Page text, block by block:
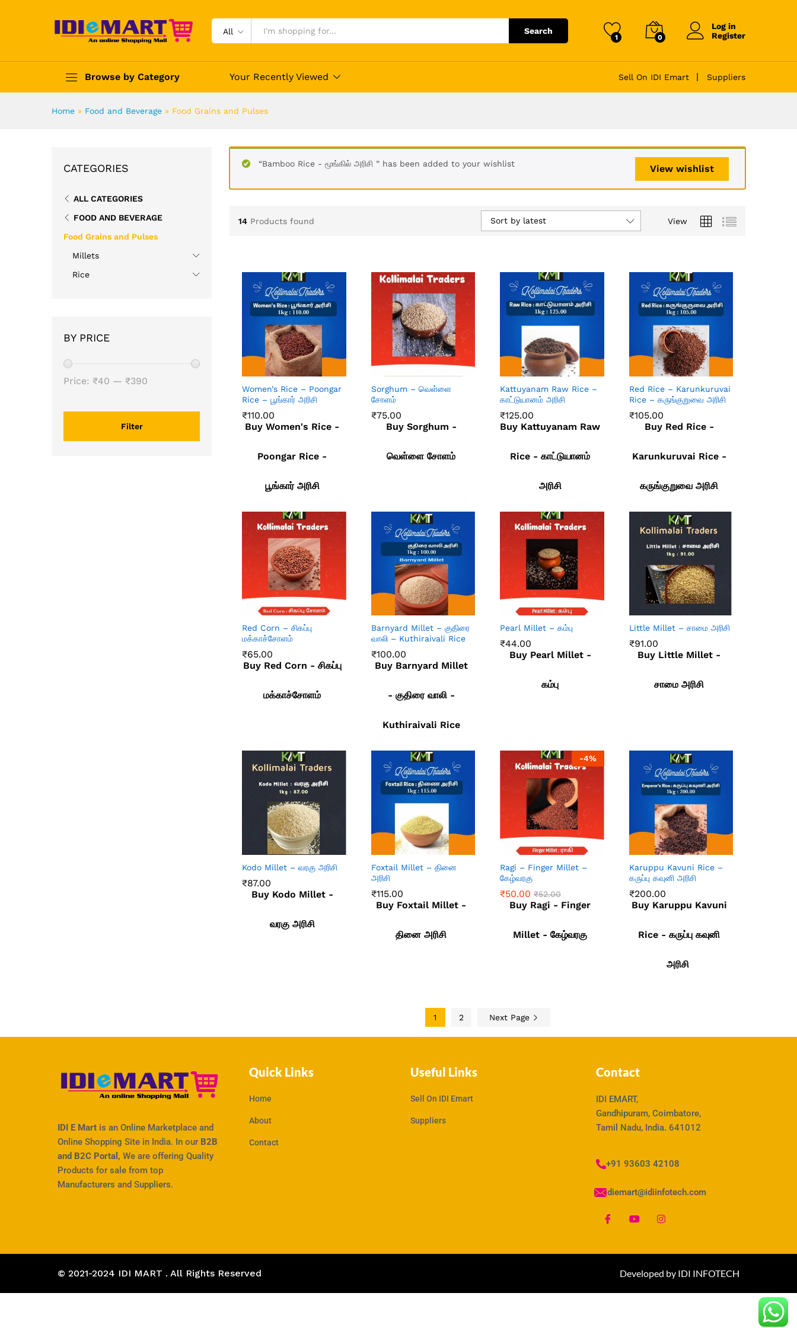
All Search
1 0
Log in
Register
Browse by Category Your Recently Viewed Sell On IDI Emart Suppliers
Home » Food and Beverage » Food Grains and Pulses
View wishlist
“Bamboo Rice - மூங்கில் அரிசி ” has been added to your wishlist
14 Products found View
Sort by latest
Women’s Rice – Poongar
Rice – பூங்கார் அரிசி
₹110.00
Buy Women's Rice -
Poongar Rice -
பூங்கார் அரிசி
Sorghum – வெள்ளை
சோளம்
₹75.00
Buy Sorghum -
வெள்ளை சோளம்
Kattuyanam Raw Rice –
காட்டுயானம் அரிசி
₹125.00
Buy Kattuyanam Raw
Rice - காட்டுயானம்
அரிசி
Red Rice – Karunkuruvai
Rice – கருங்குறுவை அரிசி
₹105.00
Buy Red Rice -
Karunkuruvai Rice -
கருங்குறுவை அரிசி
Red Corn – சிகப்பு
மக்காச்சோளம்
₹65.00
Buy Red Corn - சிகப்பு
மக்காச்சோளம்
Barnyard Millet – குதிரை
வாலி – Kuthiraivali Rice
₹100.00
Buy Barnyard Millet
- குதிரை வாலி -
Kuthiraivali Rice
Pearl Millet – கம்பு
₹44.00
Buy Pearl Millet -
கம்பு
Little Millet – சாமை அரிசி
₹91.00
Buy Little Millet -
சாமை அரிசி
Kodo Millet – வரகு அரிசி
₹87.00
Buy Kodo Millet -
வரகு அரிசி
Foxtail Millet – தினை
அரிசி
₹115.00
Buy Foxtail Millet -
தினை அரிசி
-4%
Ragi – Finger Millet –
கேழ்வரகு
₹50.00 ₹52.00
Buy Ragi - Finger
Millet - கேழ்வரகு
Karuppu Kavuni Rice –
கருப்பு கவுனி அரிசி
₹200.00
Buy Karuppu Kavuni
Rice - கருப்பு கவுனி
அரிசி
1 2 Next Page
CATEGORIES
ALL CATEGORIES
FOOD AND BEVERAGE
Food Grains and Pulses
Millets
Rice
BY PRICE
Filter
Price: ₹40 — ₹390
IDI E Mart is an Online Marketplace and
Online Shopping Site in India. In our B2B
and B2C Portal, We are offering Quality
Products for sale from top
Manufacturers and Suppliers.
Quick Links
Home
About
Contact
Useful Links
Sell On IDI Emart
Suppliers
Contact
IDI EMART,
Gandhipuram, Coimbatore,
Tamil Nadu, India. 641012
+91 93603 42108
idiemart@idiinfotech.com
© 2021-2024 IDI MART . All Rights Reserved Developed by IDI INFOTECH